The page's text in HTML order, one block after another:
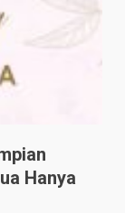
Hanya